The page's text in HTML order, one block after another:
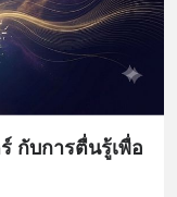
กับการตื่นรู้เพื่อ